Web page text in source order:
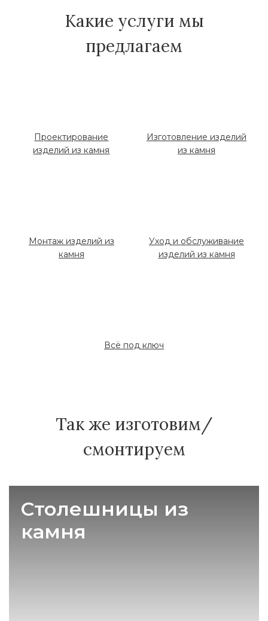
Какие услуги мы
предлагаем
Проектирование
изделий из камня
Изготовление изделий
из камня
Монтаж изделий из
камня
Уход и обслуживание
изделий из камня
Всё под ключ
Так же изготовим/
смонтируем
Столешницы из
камня